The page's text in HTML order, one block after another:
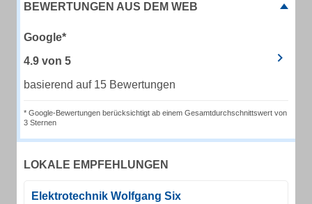
BEWERTUNGEN AUS DEM WEB
Google*
4.9 von 5
basierend auf 15 Bewertungen
* Google-Bewertungen berücksichtigt ab einem Gesamtdurchschnittswert von
3 Sternen
LOKALE EMPFEHLUNGEN
Elektrotechnik Wolfgang Six